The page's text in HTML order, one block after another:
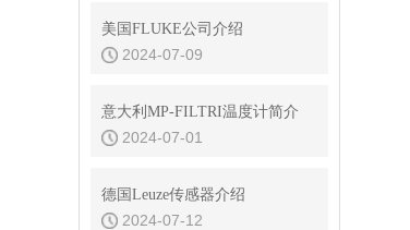
美国FLUKE公司介绍
2024-07-09
意大利MP-FILTRI温度计简介
2024-07-01
德国Leuze传感器介绍
2024-07-12